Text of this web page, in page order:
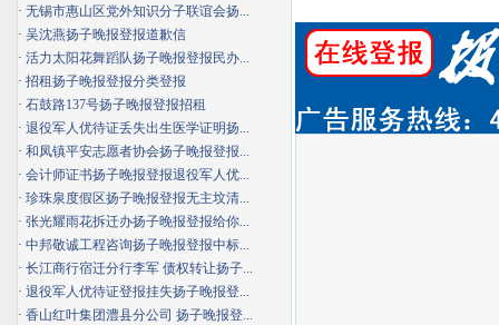
· 无锡市惠山区党外知识分子联谊会扬...
· 吴沈燕扬子晚报登报道歉信
· 活力太阳花舞蹈队扬子晚报登报民办...
· 招租扬子晚报登报分类登报
· 石鼓路137号扬子晚报登报招租
· 退役军人优待证丢失出生医学证明扬...
· 和凤镇平安志愿者协会扬子晚报登报...
· 会计师证书扬子晚报登报退役军人优...
· 珍珠泉度假区扬子晚报登报无主坟清...
· 张光耀雨花拆迁办扬子晚报登报给你...
· 中邦敬诚工程咨询扬子晚报登报中标...
· 长江商行宿迁分行李军 债权转让扬子...
· 退役军人优待证登报挂失扬子晚报登...
· 香山红叶集团澧县分公司 扬子晚报登...